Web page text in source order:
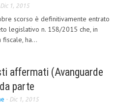
Dic 1, 2015
scorso è definitivamente entrato
legislativo n. 158/2015 che, in
ha...
affermati (Avanguarde
parte
- Dic 1, 2015